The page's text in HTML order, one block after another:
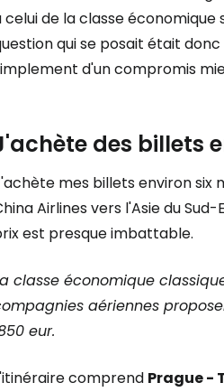
celui de la classe économique
qui se posait était
d'un compromis
des billets
mes billets environ six
Airlines vers l'Asie du
est presque imbattable.
classe économique
aériennes
eur.
comprend Prague -